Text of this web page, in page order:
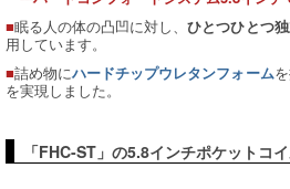
■眠る人の体の凸凹に対し、ひとつひとつ
用しています。
■詰め物にハードチップウレタンフォーム
を実現しました。
「FHC-ST」の5.8インチポケットコ